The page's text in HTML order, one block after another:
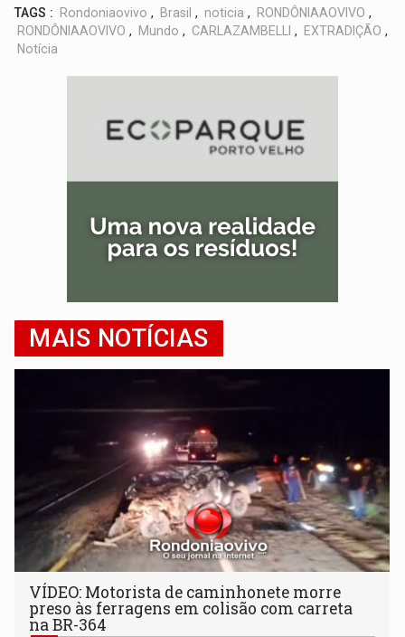
TAGS : Rondoniaovivo , Brasil , noticia , RONDÔNIAAOVIVO ,
RONDÔNIAAOVIVO , Mundo , CARLAZAMBELLI , EXTRADIÇÃO ,
Notícia
MAIS NOTÍCIAS
VÍDEO: Motorista de caminhonete morre
preso às ferragens em colisão com carreta
na BR-364